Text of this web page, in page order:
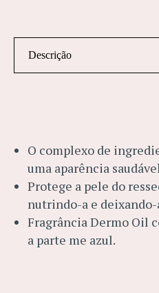
O complexo de
uma aparência
Protege a pele do
nutrindo-a e deixando-
Fragrância Dermo Oil
a parte me azul.